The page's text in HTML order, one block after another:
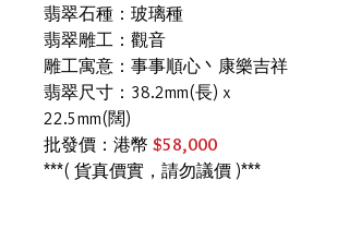
翡翠石種：玻璃種
翡翠雕工：觀音
雕工寓意：事事順心丶康樂吉祥
翡翠尺寸：38.2mm(長) x
22.5mm(闊)
批發價：港幣 $58,000
***( 貨真價實，請勿議價 )***